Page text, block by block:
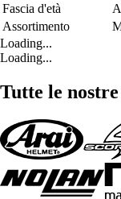
Fascia d'età
Assortimento
Loading...
Loading...
Tutte le